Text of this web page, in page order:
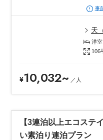
事
天
洋室
106
¥10,032~ ／ 人
【3連泊以上エコステ
い素泊り連泊プラン